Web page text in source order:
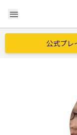
menu
公式プレ